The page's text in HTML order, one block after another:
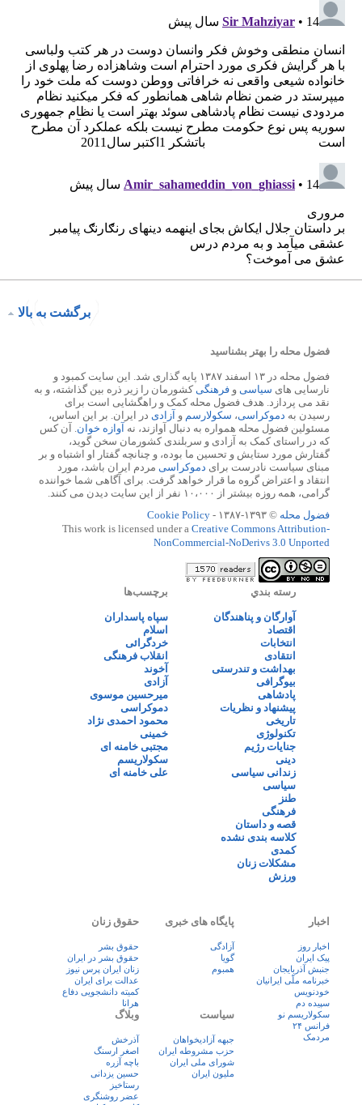
برگشت به بالا
فضول محله را بهتر بشناسید
فضول محله در ۱۳ اسفند ۱۳۸۷ پایه گذاری شد. این سایت کمبود و
نارسایی های سیاسی و فرهنگی کشورمان را زیر ذره بین گذاشته، و به
نقد می پردازد. هدف فضول محله کمک و راهگشایی است برای
رسیدن به دموکراسی، سکولارسم و آزادی در ایران. بر این اساس،
مسئولین فضول محله همواره به دنبال آوازند، نه آوازه خوان . آن کس
که در راستای کمک به آزادی و سربلندی کشورمان سخن گوید،
گفتارش مورد ستایش و تحسین ما بوده، و چنانچه گفتار او اشتباه و بر
مبنای سیاست نادرست برای دموکراسی مردم ایران باشد، مورد
انتقاد و اعتراض گروه ما قرار خواهد گرفت. برای آگاهی شما خواننده
گرامی، همه روزه بیشتر از ۱۰،۰۰۰ نفر از این سایت دیدن می کنند.
فضول محله © ۱۳۹۳-۱۳۸۷ -
Cookie Policy
This work is licensed under a Creative Commons Attribution-
NonCommercial-NoDerivs 3.0 Unported
رسته بندي
آوارگان و پناهندگان
اقتصاد
انتخابات
انتقادی
بهداشت و تندرستی
بیوگرافی
پادشاهی
پیشنهاد و نظریات
تاریخی
تکنولوژی
جنایات رژیم
دینی
زندانی سیاسی
سیاسی
طنز
فرهنگی
قصه و داستان
کلاسه بندی نشده
کمدی
مشکلات زنان
ورزش
برچسب‌ها
سپاه پاسداران
اسلام
خردگرائی
انقلاب فرهنگی
آخوند
آزادی
میرحسین موسوی
دموکراسی
محمود احمدی نژاد
خمینی
مجتبی خامنه ای
سکولاریسم
علی خامنه ای
اخبار
اخبار روز
پيک ايران
جنبش آذربایجان
خبرنامه ملّی ایرانیان
خودنویس
سپیده دم
سکولاریسم نو
فرانس ۲۴
مردمک
پایگاه های خبری
آزادگی
گویا
همبوم
حقوق زنان
حقوق بشر
حقوق بشر در ایران
زنان ايران پرس نيوز
عدالت برای ایران
کمیته دانشجویی دفاع
هرانا
سیاست
جبهه آزادیخواهان
حزب مشروطه ایران
شورای ملی ایران
ملیون ایران
وبلاگ
آذرخش
اصغر ارسنگ
باچه آزره
حسین یزدانی
رستاخیز
عضر روشنگری